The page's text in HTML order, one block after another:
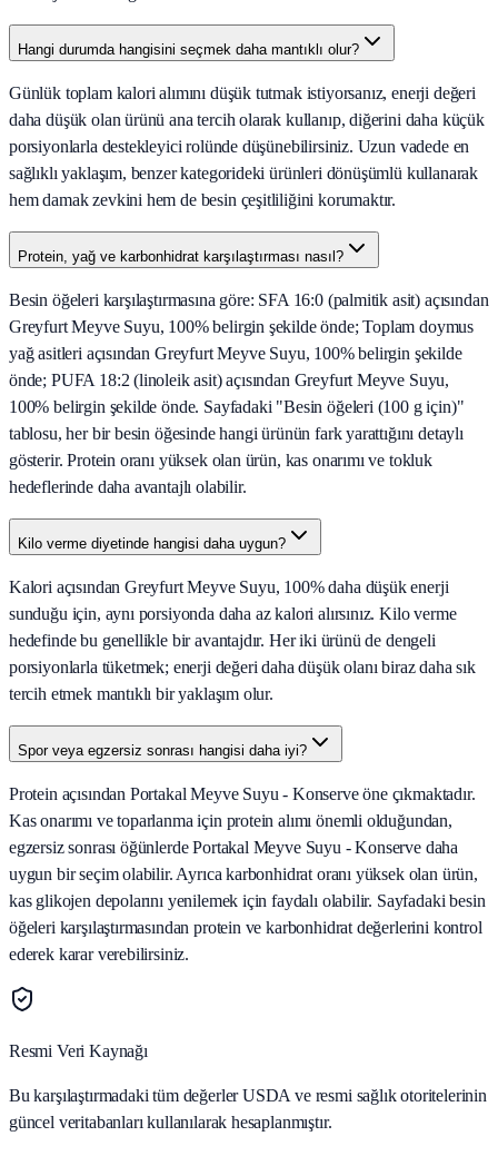
Hangi durumda hangisini seçmek daha mantıklı olur?
Günlük toplam kalori alımını düşük tutmak istiyorsanız, enerji değeri
daha düşük olan ürünü ana tercih olarak kullanıp, diğerini daha küçük
porsiyonlarla destekleyici rolünde düşünebilirsiniz. Uzun vadede en
sağlıklı yaklaşım, benzer kategorideki ürünleri dönüşümlü kullanarak
hem damak zevkini hem de besin çeşitliliğini korumaktır.
Protein, yağ ve karbonhidrat karşılaştırması nasıl?
Besin öğeleri karşılaştırmasına göre: SFA 16:0 (palmitik asit) açısından
Greyfurt Meyve Suyu, 100% belirgin şekilde önde; Toplam doymus
yağ asitleri açısından Greyfurt Meyve Suyu, 100% belirgin şekilde
önde; PUFA 18:2 (linoleik asit) açısından Greyfurt Meyve Suyu,
100% belirgin şekilde önde. Sayfadaki "Besin öğeleri (100 g için)"
tablosu, her bir besin öğesinde hangi ürünün fark yarattığını detaylı
gösterir. Protein oranı yüksek olan ürün, kas onarımı ve tokluk
hedeflerinde daha avantajlı olabilir.
Kilo verme diyetinde hangisi daha uygun?
Kalori açısından Greyfurt Meyve Suyu, 100% daha düşük enerji
sunduğu için, aynı porsiyonda daha az kalori alırsınız. Kilo verme
hedefinde bu genellikle bir avantajdır. Her iki ürünü de dengeli
porsiyonlarla tüketmek; enerji değeri daha düşük olanı biraz daha sık
tercih etmek mantıklı bir yaklaşım olur.
Spor veya egzersiz sonrası hangisi daha iyi?
Protein açısından Portakal Meyve Suyu - Konserve öne çıkmaktadır.
Kas onarımı ve toparlanma için protein alımı önemli olduğundan,
egzersiz sonrası öğünlerde Portakal Meyve Suyu - Konserve daha
uygun bir seçim olabilir. Ayrıca karbonhidrat oranı yüksek olan ürün,
kas glikojen depolarını yenilemek için faydalı olabilir. Sayfadaki besin
öğeleri karşılaştırmasından protein ve karbonhidrat değerlerini kontrol
ederek karar verebilirsiniz.
Resmi Veri Kaynağı
Bu karşılaştırmadaki tüm değerler USDA ve resmi sağlık otoritelerinin
güncel veritabanları kullanılarak hesaplanmıştır.